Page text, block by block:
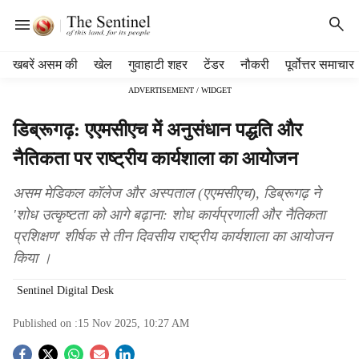
खबरें असम की खेल गुवाहाटी शहर टेंडर नौकरी पूर्वोत्तर समाचार
ADVERTISEMENT / WIDGET
डिब्रूगढ़: एएमसीएच में अनुसंधान पद्धति और
नैतिकता पर राष्ट्रीय कार्यशाला का आयोजन
असम मेडिकल कॉलेज और अस्पताल (एएमसीएच), डिब्रूगढ़ ने
'शोध उत्कृष्टता को आगे बढ़ाना: शोध कार्यप्रणाली और नैतिकता
प्रशिक्षण' शीर्षक से तीन दिवसीय राष्ट्रीय कार्यशाला का आयोजन
किया ।
Sentinel Digital Desk
Published on :15 Nov 2025, 10:27 AM